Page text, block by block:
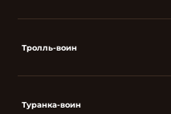
Тролль-воин
Туранка-воин